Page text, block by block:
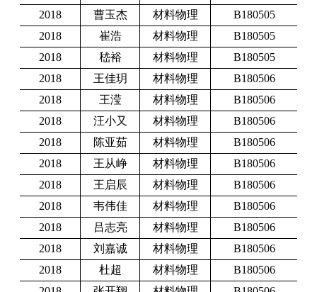
2018
曹玉杰 材料物理
B180505
2018
崔浩 材料物理
B180505
2018
嵇裕 材料物理
B180505
2018
王佳玥 材料物理
B180506
2018
王滢 材料物理
B180506
2018
汪小又 材料物理
B180506
2018
陈亚茹 材料物理
B180506
2018
王从峥 材料物理
B180506
2018
王启辰 材料物理
B180506
2018
韦伟佳 材料物理
B180506
2018
吕志亮 材料物理
B180506
2018
刘嘉诚 材料物理
B180506
2018
杜超 材料物理
B180506